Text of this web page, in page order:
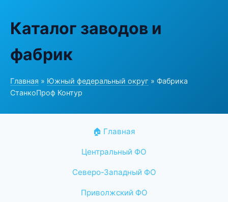
Каталог заводов и
фабрик
Главная » Южный федеральный округ » Фабрика
СтанкоПроф Контур
🏠 Главная
Центральный ФО
Северо-Западный ФО
Приволжский ФО